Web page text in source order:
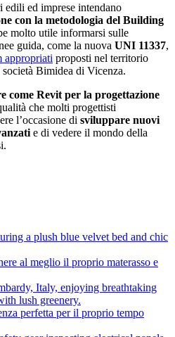
edili ed imprese intendano
con la metodologia del Building
molto utile informarsi sulle
guida, come la nuova UNI 11337,
appropriati proposti nel territorio
Bimidea di Vicenza.
come Revit per la progettazione
che molti progettisti
l’occasione di sviluppare nuovi
e di vedere il mondo della
al meglio il proprio materasso e
perfetta per il proprio tempo